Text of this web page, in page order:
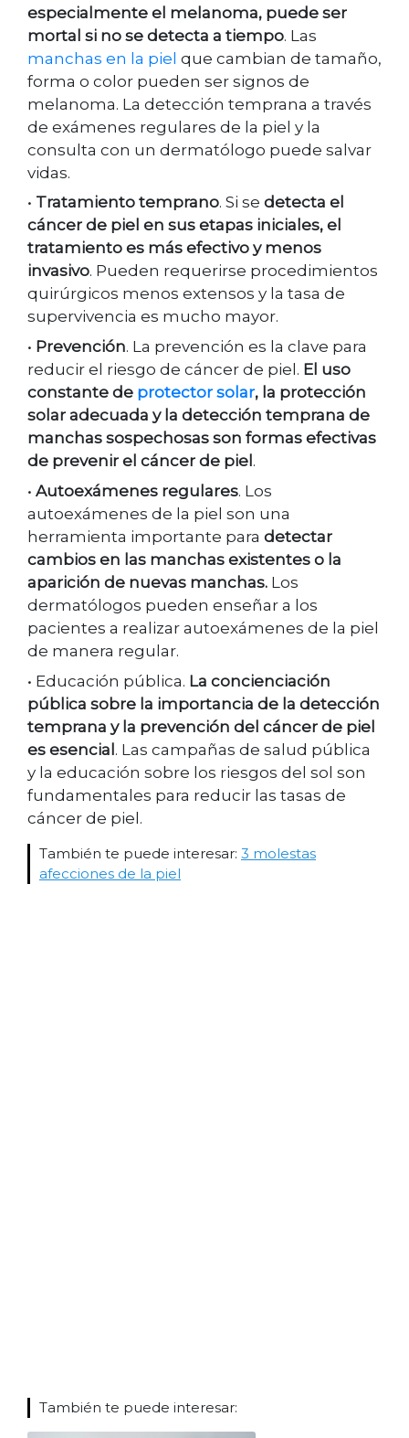
especialmente el melanoma, puede ser
mortal si no se detecta a tiempo. Las
manchas en la piel que cambian de tamaño,
forma o color pueden ser signos de
melanoma. La detección temprana a través
de exámenes regulares de la piel y la
consulta con un dermatólogo puede salvar
vidas.
• Tratamiento temprano. Si se detecta el
cáncer de piel en sus etapas iniciales, el
tratamiento es más efectivo y menos
invasivo. Pueden requerirse procedimientos
quirúrgicos menos extensos y la tasa de
supervivencia es mucho mayor.
• Prevención. La prevención es la clave para
reducir el riesgo de cáncer de piel. El uso
constante de protector solar, la protección
solar adecuada y la detección temprana de
manchas sospechosas son formas efectivas
de prevenir el cáncer de piel .
• Autoexámenes regulares. Los
autoexámenes de la piel son una
herramienta importante para detectar
cambios en las manchas existentes o la
aparición de nuevas manchas. Los
dermatólogos pueden enseñar a los
pacientes a realizar autoexámenes de la piel
de manera regular.
• Educación pública. La concienciación
pública sobre la importancia de la detección
temprana y la prevención del cáncer de piel
es esencial. Las campañas de salud pública
y la educación sobre los riesgos del sol son
fundamentales para reducir las tasas de
cáncer de piel.
También te puede interesar: 3 molestas
afecciones de la piel
También te puede interesar: